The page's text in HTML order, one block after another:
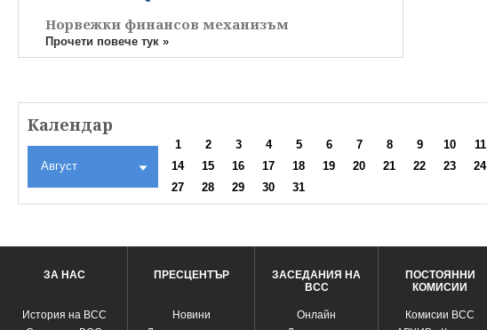
Норвежки финансов механизъм
Прочети повече тук »
Календар
Август
1 2 3 4 5 6 7 8 9 10 11
14
15 16 17 18 19 20 21 22 23 24
27
28 29 30 31
ЗА НАС
История на ВСС
ПРЕСЦЕНТЪР
Новини
ЗАСЕДАНИЯ НА
ВСС
Oнлайн
ПОСТОЯННИ
КОМИСИИ
Комисии ВСС